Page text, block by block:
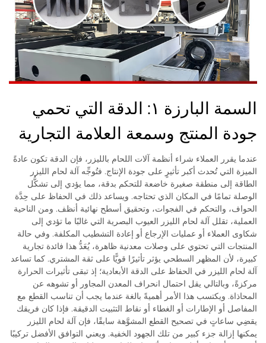
السمة البارزة ١: الدقة التي تحمي
جودة المنتج وسمعة العلامة التجارية
عندما يقرر العملاء شراء أنظمة آلات اللحام بالليزر، فإن الدقة تكون عادةً
الميزة التي تُحدث أكبر تأثيرٍ على جودة الإنتاج. فتُوجِّه آلة لحام الليزر
الطاقة إلى منطقة صغيرة خاضعة للتحكم بدقة، مما يؤدي إلى تشكُّل
الوصلة تمامًا في المكان الذي تحتاجه. ويساعد ذلك في الحفاظ على حِدَّة
الحواف، والتحكم في الفجوات، وتحقيق أسطح نهائية أنظف. ومن الناحية
العملية، تقلل آلة لحام الليزر العيوب البصرية التي غالبًا ما تؤدي إلى
شكاوى العملاء أو عمليات الإرجاع أو إعادة التشطيب المكلفة. وفي حالة
المنتجات التي تحتوي على وصلات معدنية ظاهرة، يُعَدُّ هذا فائدة تجارية
كبيرة، لأن المظهر السطحي يؤثر تأثيرًا قويًّا على ثقة المشتري. كما تساعد
آلة لحام الليزر في الحفاظ على الدقة الأبعادية؛ إذ تبقى تأثيرات الحرارة
مركزةً، وبالتالي يقل احتمال انحراف المعدن المجاور أو تشوهه عن
المحاذاة. ويكتسب هذا الأمر أهميةً بالغة عندما يجب أن تناسب القطع مع
المفاصل أو الإطارات أو الغطاء أو نقاط التثبيت الدقيقة. فإذا كان فريقك
يقضِي ساعاتٍ في تصحيح القطع المشوَّهة سابقًا، فإن آلة لحام الليزر
يمكنها إزالة جزء كبير من تلك الجهود الخفية. ويعني التوافق الأفضل تركيبًا